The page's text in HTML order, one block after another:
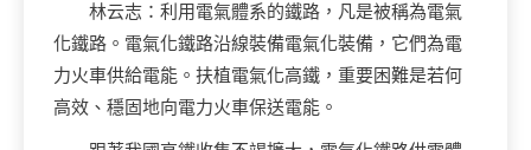
林云志：利用電氣體系的鐵路，凡是被稱為電氣
化鐵路。電氣化鐵路沿線裝備電氣化裝備，它們為電
力火車供給電能。扶植電氣化高鐵，重要困難是若何
高效、穩固地向電力火車保送電能。